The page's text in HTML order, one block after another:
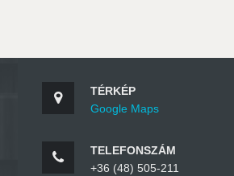
TÉRKÉP
Google Maps
TELEFONSZÁM
+36 (48) 505-211